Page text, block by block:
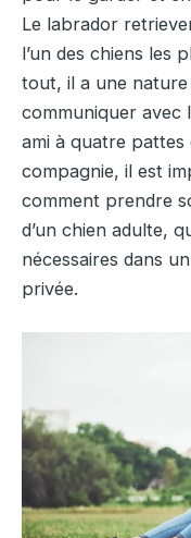
Le labrador
l’un des chiens les
tout, il a une nature
communiquer avec
ami à quatre pattes
compagnie, il est
comment prendre
d’un chien adulte,
nécessaires dans
privée.